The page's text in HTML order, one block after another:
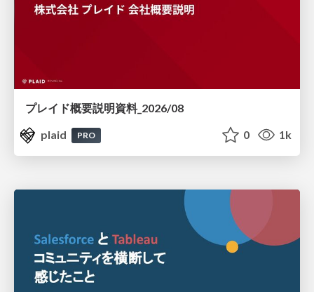
プレイド概要説明資料_2026/08
plaid
PRO 0 1k